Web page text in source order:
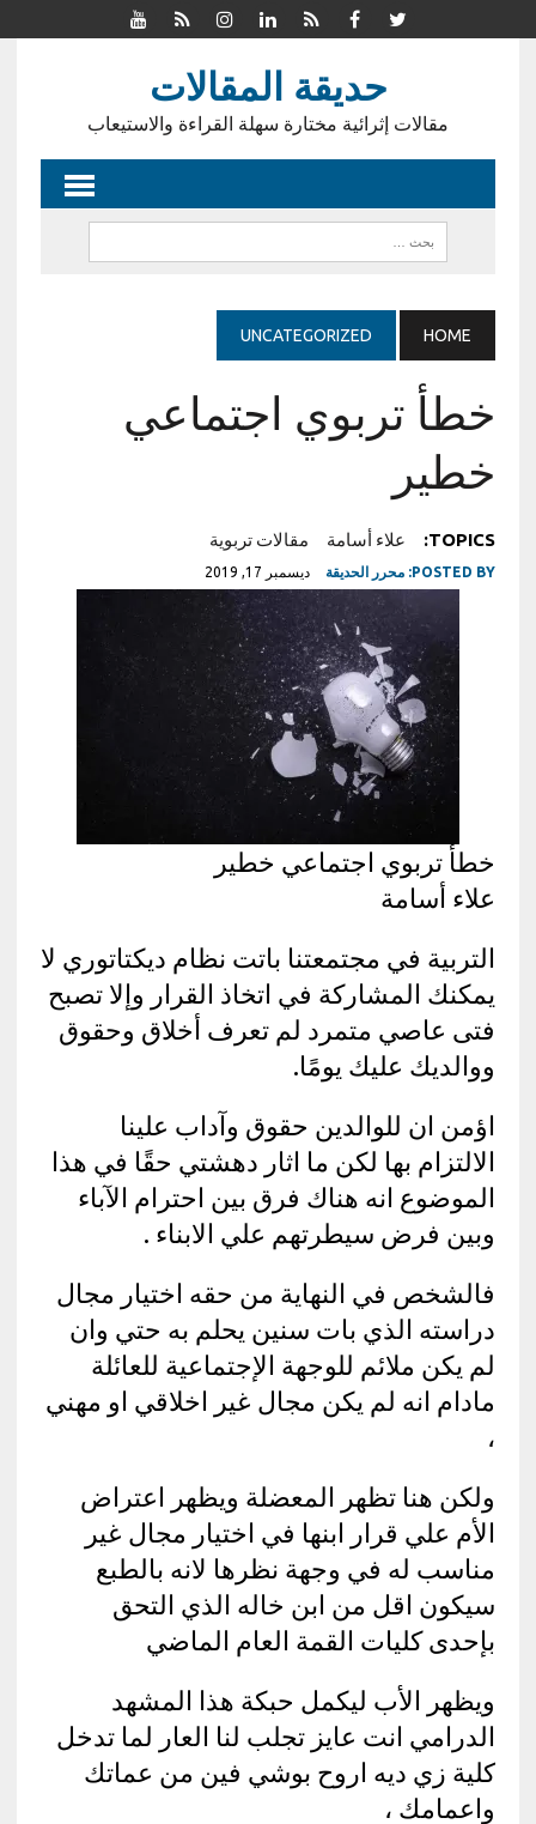
حديقة المقالات
مقالات إثرائية مختارة سهلة القراءة والاستيعاب
HOME
UNCATEGORIZED
خطأ تربوي اجتماعي
خطير
TOPICS: علاء أسامة مقالات تربوية
POSTED BY: محرر الحديقة ديسمبر 17, 2019
خطأ تربوي اجتماعي خطير
علاء أسامة
التربية في مجتمعتنا باتت نظام ديكتاتوري لا
يمكنك المشاركة في اتخاذ القرار وإلا تصبح
فتى عاصي متمرد لم تعرف أخلاق وحقوق
ووالديك عليك يومًا.
اؤمن ان للوالدين حقوق وآداب علينا
الالتزام بها لكن ما اثار دهشتي حقًا في هذا
الموضوع انه هناك فرق بين احترام الآباء
وبين فرض سيطرتهم علي الابناء .
فالشخص في النهاية من حقه اختيار مجال
دراسته الذي بات سنين يحلم به حتي وان
لم يكن ملائم للوجهة الإجتماعية للعائلة
مادام انه لم يكن مجال غير اخلاقي او مهني
،
ولكن هنا تظهر المعضلة ويظهر اعتراض
الأم علي قرار ابنها في اختيار مجال غير
مناسب له في وجهة نظرها لانه بالطبع
سيكون اقل من ابن خاله الذي التحق
بإحدى كليات القمة العام الماضي
ويظهر الأب ليكمل حبكة هذا المشهد
الدرامي انت عايز تجلب لنا العار لما تدخل
كلية زي ديه اروح بوشي فين من عماتك
واعمامك ،